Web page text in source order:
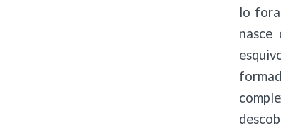
lo
nasce